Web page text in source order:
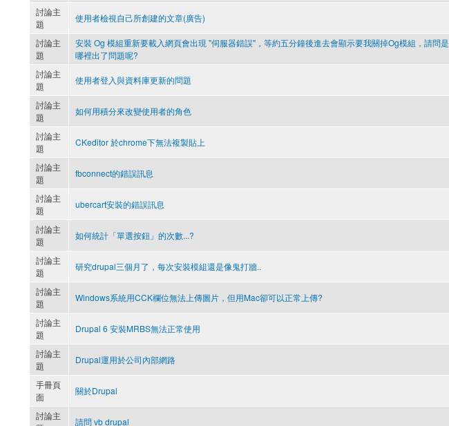
討論主
題
使用者檢視自己所創建的文章(廣告)
討論主
題
安裝 Og 模組重新要載入網頁會出現 "伺服器錯誤"，等約五分鐘後進去會顯示要我關掉Og模組，請問是
哪裡出了問題呢?
討論主
題
使用者登入與資料庫更新的問題
討論主
題
如何用積分來改變使用者的角色
討論主
題
CKeditor 於chrome下無法複製貼上
討論主
題
fbconnect的錯誤訊息
討論主
題
ubercart安裝的錯誤訊息
討論主
題
如何統計「單選按鈕」的次數...?
討論主
題
研究drupal三個月了，每次安裝模組還是像鬼打牆..
討論主
題
Windows系統用CCK欄位無法上傳圖片，但用Mac卻可以正常上傳?
討論主
題
Drupal 6 安裝MRBS無法正常使用
討論主
題
Drupal運用於公司內部網路
手冊頁
面
關於Drupal
討論主
請問 vb drupal